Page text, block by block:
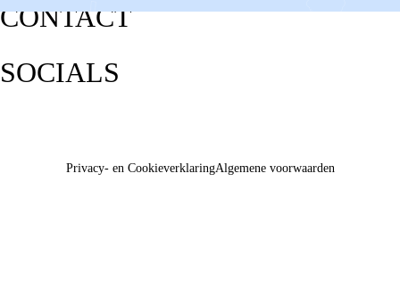
CONTACT
SOCIALS
Privacy- en CookieverklaringAlgemene voorwaarden